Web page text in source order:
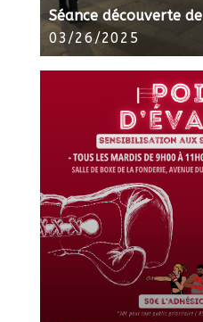
Séance découverte
03/26/2025